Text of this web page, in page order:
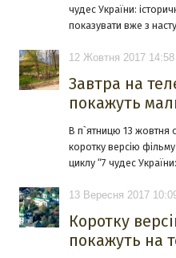
чудес України:
показувати вже з
12 Жовтня 2017 14:58
Завтра на
покажуть
В п`ятницю 13 жовтня
коротку версію
циклу “7 чудес України:
13 Вересня 2017
Коротку
покажуть на